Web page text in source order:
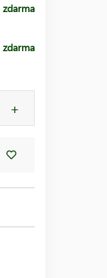
zdarma
zdarma